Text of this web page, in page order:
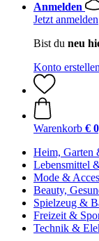
Anmelden
Jetzt anmelden
Bist du neu
Konto erstellen
Warenkorb €
Heim, Garten
Lebensmittel
Mode &
Beauty,
Spielzeug &
Freizeit &
Technik &